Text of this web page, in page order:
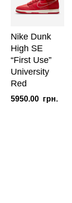
Nike Dunk
High SE
“First Use”
University
Red
5950.00 грн.